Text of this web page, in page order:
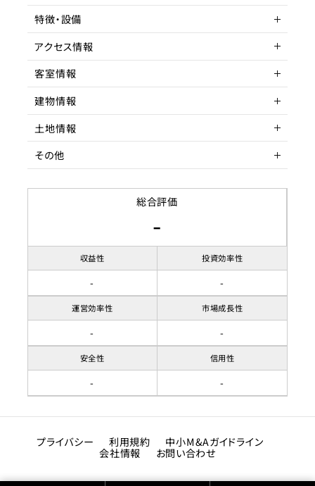
稼働率
サービスアパートメントホテル
特徴・設備
駅近
アクセス情報
所在地
大阪市中央区
アクセス
谷町6丁目 徒歩
駅までの距離
3分以内
客室情報
客室数
1室
延床面積
間取り
1DK
4名
建物情報
建物構造
木造
階数
1
築年数不明
土地情報
土地権利
用途地域
駐車場
建ぺい率
その他
賃料
84150
総合評価
-
収益性
-
投資効率性
-
運営効率性
-
市場成長性
-
安全性
-
信用性
-
プライバシー 利用規約
中小M&Aガイドライン
会社情報
お問い合わせ